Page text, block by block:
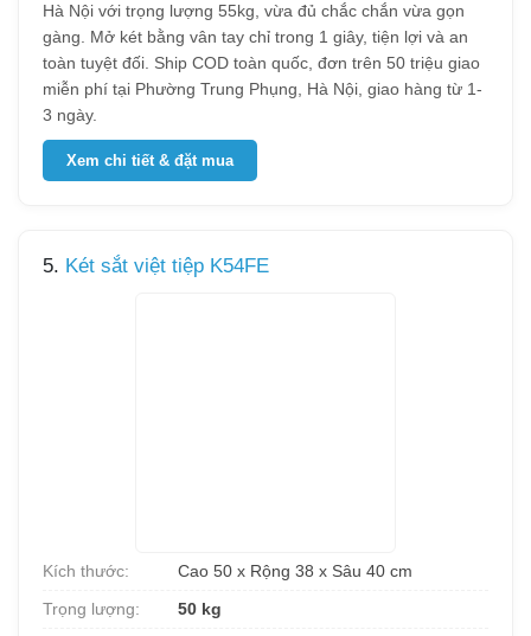
Hà Nội với trọng lượng 55kg, vừa đủ chắc chắn vừa gọn
gàng. Mở két bằng vân tay chỉ trong 1 giây, tiện lợi và an
toàn tuyệt đối. Ship COD toàn quốc, đơn trên 50 triệu giao
miễn phí tại Phường Trung Phụng, Hà Nội, giao hàng từ 1-
3 ngày.
Xem chi tiết & đặt mua
5. Két sắt việt tiệp K54FE
Kích thước:
Cao 50 x Rộng 38 x Sâu 40 cm
Trọng lượng:
50 kg